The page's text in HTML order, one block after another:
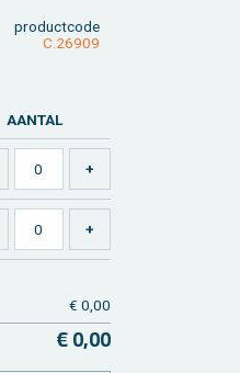
product­code
C.26909
AAN­TAL
€ 0,00
€ 0,00